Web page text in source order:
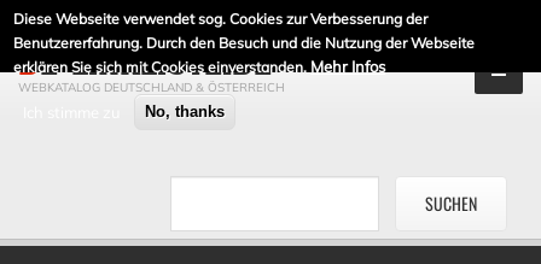
Diese Webseite verwendet sog. Cookies zur Verbesserung der
Benutzererfahrung. Durch den Besuch und die Nutzung der Webseite
erklären Sie sich mit Cookies einverstanden. Mehr Infos
No, thanks
DE-LINKLISTE.DE
WEBKATALOG DEUTSCHLAND & ÖSTERREICH